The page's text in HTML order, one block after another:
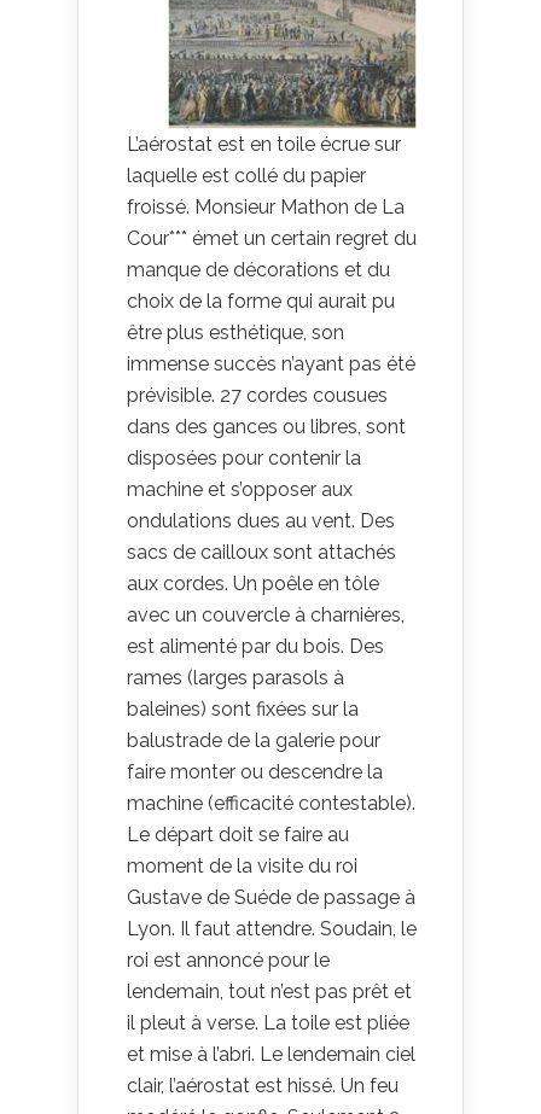
L’aérostat est en toile écrue sur
laquelle est collé du papier
froissé. Monsieur Mathon de La
Cour*** émet un certain regret du
manque de décorations et du
choix de la forme qui aurait pu
être plus esthétique, son
immense succès n’ayant pas été
prévisible. 27 cordes cousues
dans des gances ou libres, sont
disposées pour contenir la
machine et s’opposer aux
ondulations dues au vent. Des
sacs de cailloux sont attachés
aux cordes. Un poêle en tôle
avec un couvercle à charnières,
est alimenté par du bois. Des
rames (larges parasols à
baleines) sont fixées sur la
balustrade de la galerie pour
faire monter ou descendre la
machine (efficacité contestable).
Le départ doit se faire au
moment de la visite du roi
Gustave de Suéde de passage à
Lyon. Il faut attendre. Soudain, le
roi est annoncé pour le
lendemain, tout n’est pas prêt et
il pleut à verse. La toile est pliée
et mise à l’abri. Le lendemain ciel
clair, l’aérostat est hissé. Un feu